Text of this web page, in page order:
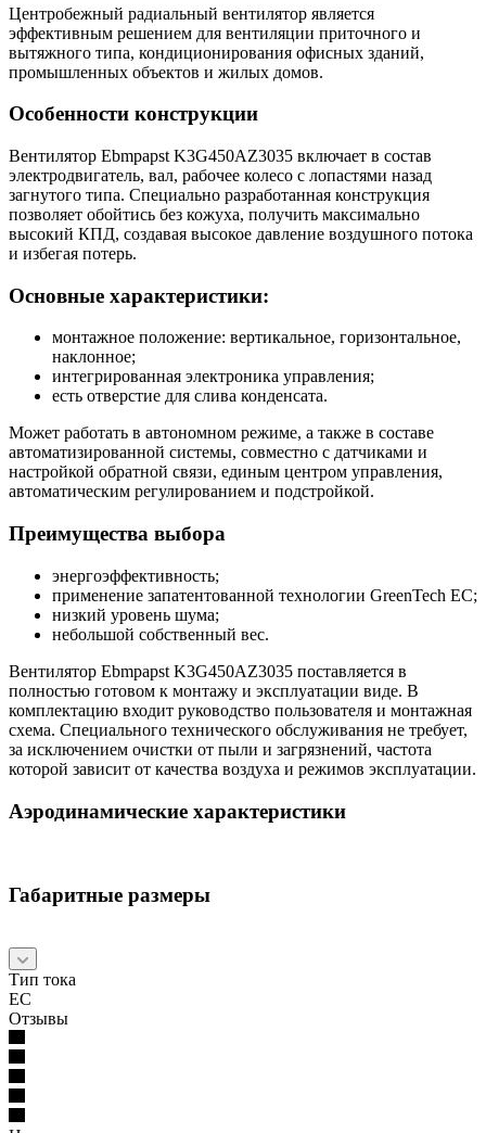
Центробежный радиальный вентилятор является
эффективным решением для вентиляции приточного и
вытяжного типа, кондиционирования офисных зданий,
промышленных объектов и жилых домов.
Особенности конструкции
Вентилятор Ebmpapst K3G450AZ3035 включает в состав
электродвигатель, вал, рабочее колесо с лопастями назад
загнутого типа. Специально разработанная конструкция
позволяет обойтись без кожуха, получить максимально
высокий КПД, создавая высокое давление воздушного потока
и избегая потерь.
Основные характеристики:
монтажное положение: вертикальное, горизонтальное,
наклонное;
интегрированная электроника управления;
есть отверстие для слива конденсата.
Может работать в автономном режиме, а также в составе
автоматизированной системы, совместно с датчиками и
настройкой обратной связи, единым центром управления,
автоматическим регулированием и подстройкой.
Преимущества выбора
энергоэффективность;
применение запатентованной технологии GreenTech EC;
низкий уровень шума;
небольшой собственный вес.
Вентилятор Ebmpapst K3G450AZ3035 поставляется в
полностью готовом к монтажу и эксплуатации виде. В
комплектацию входит руководство пользователя и монтажная
схема. Специального технического обслуживания не требует,
за исключением очистки от пыли и загрязнений, частота
которой зависит от качества воздуха и режимов эксплуатации.
Аэродинамические характеристики
Габаритные размеры
Тип тока
EC
Отзывы